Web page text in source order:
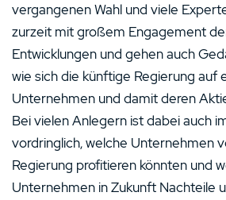
vergangenen Wahl und viele
zurzeit mit großem Engagement
Entwicklungen und gehen auch
wie sich die künftige Regierung auf
Unternehmen und damit deren
Bei vielen Anlegern ist dabei auch
vordringlich, welche Unternehmen
Regierung profitieren könnten und
Unternehmen in Zukunft Nachteile